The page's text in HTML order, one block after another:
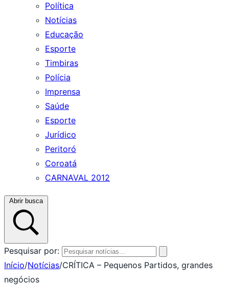
Política
Notícias
Educação
Esporte
Timbiras
Polícia
Imprensa
Saúde
Esporte
Jurídico
Peritoró
Coroatá
CARNAVAL 2012
Abrir busca
Pesquisar por:
Início/Notícias/CRÍTICA – Pequenos Partidos, grandes
negócios